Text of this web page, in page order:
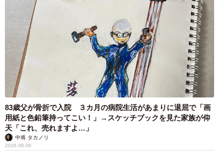
83歳父が骨折で入院 ３カ月の病院生活があまりに退屈で「画
用紙と色鉛筆持ってこい！」→スケッチブックを見た家族が仰
天「これ、売れますよ…」
中将 タカノリ
2026.08.06